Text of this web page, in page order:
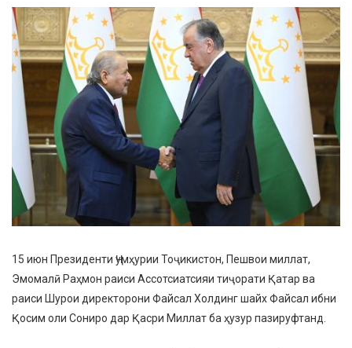
15 июн Президенти Ҷумҳурии Тоҷикистон, Пешвои миллат,
Эмомалӣ Раҳмон раиси Ассотсиатсияи тиҷорати Қатар ва
раиси Шурои директорони Файсал Холдинг шайх Файсал ибни
Қосим оли Сониро дар Қасри Миллат ба ҳузур пазируфтанд.